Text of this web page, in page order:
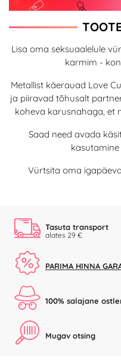
Lisa oma seksuaalelule
karmim -
Metallist käerauad Love
ja piiravad tõhusalt
koheva karusnahaga, et
Saad need avada
kasutamine
Vürtsita oma
Tasuta transport
alates 29 €
PARIMA HINNA
100% salajane
Mugav otsing